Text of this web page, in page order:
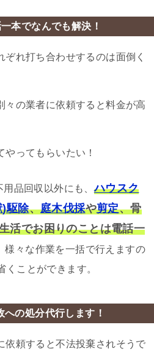
本でなんでも解決！
ぞれ打ち合わせするのは面倒く
々の業者に依頼すると料金が高
ってもらいたい！
品回収以外にも、ハウスク
)駆除、庭木伐採や剪定、骨
活でお困りのことは電話一
様々な作業を一括で行えますの
くことができます。
の処分代行します！
依頼すると不法投棄されそうで